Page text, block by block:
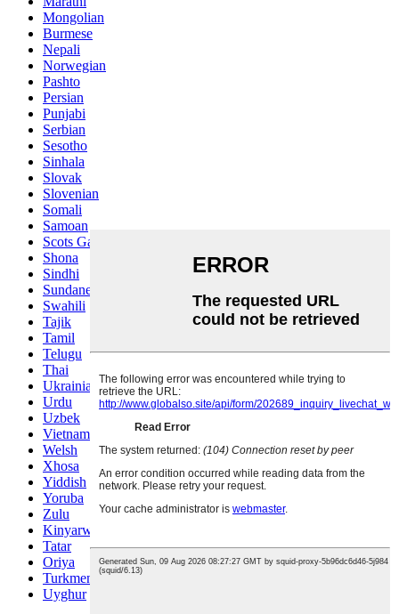
Mongolian
Burmese
Nepali
Norwegian
Pashto
Persian
Punjabi
Serbian
Sesotho
Sinhala
Slovak
Slovenian
Somali
Samoan
Scots Gaelic
Shona
Sindhi
Sundanese
Swahili
Tajik
Tamil
Telugu
Thai
Ukrainian
Urdu
Uzbek
Vietnamese
Welsh
Xhosa
Yiddish
Yoruba
Zulu
Kinyarwanda
Tatar
Oriya
Turkmen
Uyghur